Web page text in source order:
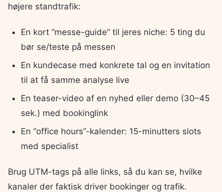
højere standtrafik:
En kort “messe-guide” til jeres niche: 5 ting du
bør se/teste på messen
En kundecase med konkrete tal og en invitation
til at få samme analyse live
En teaser-video af en nyhed eller demo (30–45
sek.) med bookinglink
En “office hours”-kalender: 15-minutters slots
med specialist
Brug UTM-tags på alle links, så du kan se, hvilke
kanaler der faktisk driver bookinger og trafik.